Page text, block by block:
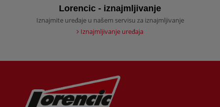
Lorencic - iznajmljivanje
Iznajmite uređaje u našem servisu za iznajmljivanje
Iznajmljivanje uređaja